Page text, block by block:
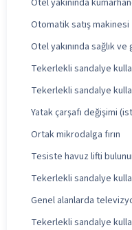
Otomatik satış makinesi
Otel yakınında sağlık
Tekerlekli sandalye
Tekerlekli sandalye
Yatak çarşafı değişimi
Ortak mikrodalga fırın
Tesiste havuz lifti
Tekerlekli sandalye
Genel alanlarda
Tekerlekli sandalye